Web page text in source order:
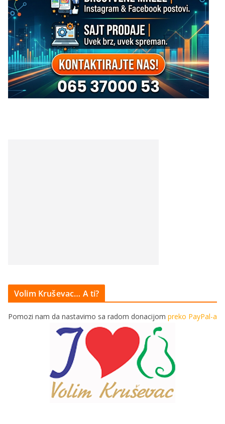
Volim Kruševac… A ti?
Pomozi nam da nastavimo sa radom donacijom preko PayPal-a